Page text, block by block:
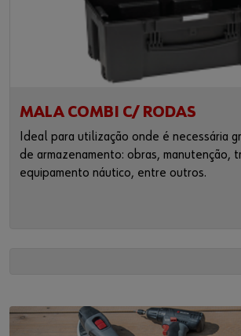
MALA COMBI C/ RODAS
Ideal para utilização onde é necessária
de armazenamento: obras, manutenção,
equipamento náutico, entre outros.